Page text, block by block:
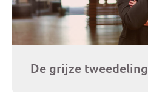
De grijze tweedeling